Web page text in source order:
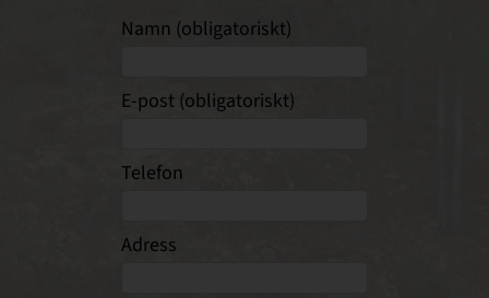
Namn (obligatoriskt)
E-post (obligatoriskt)
Telefon
Adress